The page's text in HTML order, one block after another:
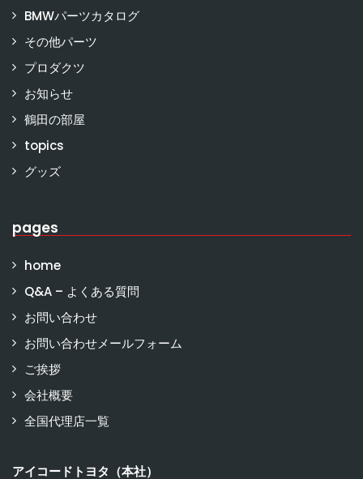
BMWパーツカタログ
その他パーツ
プロダクツ
お知らせ
鶴田の部屋
topics
グッズ
pages
home
Q&A – よくある質問
お問い合わせ
お問い合わせメールフォーム
ご挨拶
会社概要
全国代理店一覧
アイコードトヨタ（本社）